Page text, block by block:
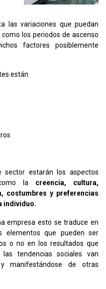
las variaciones que puedan
como los periodos de ascenso
factores posiblemente
están
sector estarán los aspectos
la creencia, cultura,
costumbres y preferencias
individuo.
empresa esto se traduce en
elementos que pueden ser
o no en los resultados que
tendencias sociales van
y manifestándose de otras